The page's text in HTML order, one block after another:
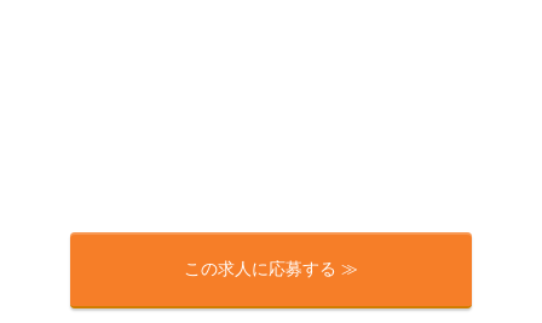
この求人に応募する ≫